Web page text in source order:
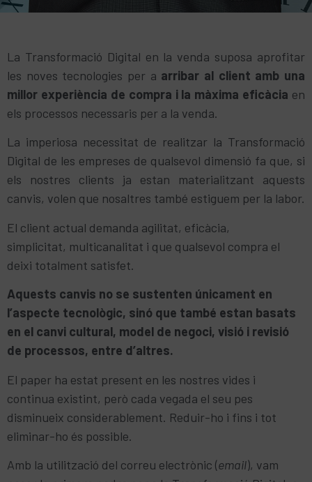
La Transformació Digital en la venda suposa aprofitar
les noves tecnologies per a arribar al client amb una
millor experiència de compra i la màxima eficàcia en
els processos necessaris per a la venda.
La imperiosa necessitat de realitzar la Transformació
Digital de les empreses de qualsevol dimensió fa que, si
els nostres clients ja estan materialitzant aquests
canvis, volen que nosaltres també estiguem per la labor.
El client actual demanda agilitat, eficàcia,
simplicitat, multicanalitat i que qualsevol compra el
deixi totalment satisfet.
Aquests canvis no se sustenten únicament en
l’aspecte tecnològic, sinó que també estan basats
en el canvi cultural, model de negoci, visió i revisió
de processos, entre d’altres.
El paper ha estat present en les nostres vides i
continua existint, però cada vegada el seu pes
disminueix considerablement. Reduir-ho i fins i tot
eliminar-ho és possible.
Amb la utilització del correu electrònic (email), vam